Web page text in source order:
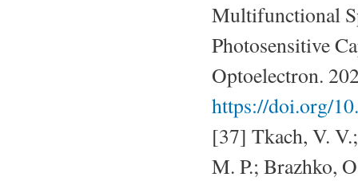
Multifunctional
Photosensitive
Optoelectron.
https://doi.org/
[37] Tkach, V.
M. P.; Brazhko,